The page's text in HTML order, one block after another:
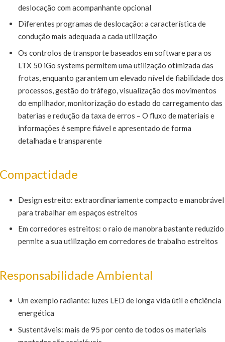
deslocação com acompanhante opcional
Diferentes programas de deslocação: a característica de
condução mais adequada a cada utilização
Os controlos de transporte baseados em software para os
LTX 50 iGo systems permitem uma utilização otimizada das
frotas, enquanto garantem um elevado nível de fiabilidade dos
processos, gestão do tráfego, visualização dos movimentos
do empilhador, monitorização do estado do carregamento das
baterias e redução da taxa de erros – O fluxo de materiais e
informações é sempre fiável e apresentado de forma
detalhada e transparente
Design estreito: extraordinariamente compacto e manobrável
para trabalhar em espaços estreitos
Em corredores estreitos: o raio de manobra bastante reduzido
permite a sua utilização em corredores de trabalho estreitos
Ambiental
Um exemplo radiante: luzes LED de longa vida útil e eficiência
energética
Sustentáveis: mais de 95 por cento de todos os materiais